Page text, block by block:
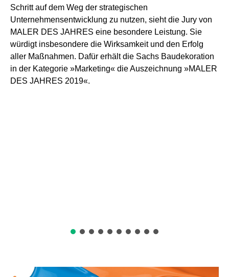
Schritt auf dem Weg der strategischen
Unternehmensentwicklung zu nutzen, sieht die Jury von
MALER DES JAHRES eine besondere Leistung. Sie
würdigt insbesondere die Wirksamkeit und den Erfolg
aller Maßnahmen. Dafür erhält die Sachs Baudekoration
in der Kategorie »Marketing« die Auszeichnung »MALER
DES JAHRES 2019«.